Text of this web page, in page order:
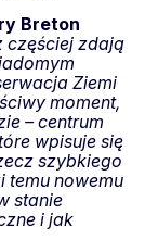
Breton
częściej zdają
Ziemi
moment,
– centrum
wpisuje się
szybkiego
temu nowemu
stanie
i jak